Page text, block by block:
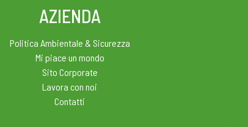
AZIENDA
Politica Ambientale & Sicurezza
Mi piace un mondo
Sito Corporate
Lavora con noi
Contatti